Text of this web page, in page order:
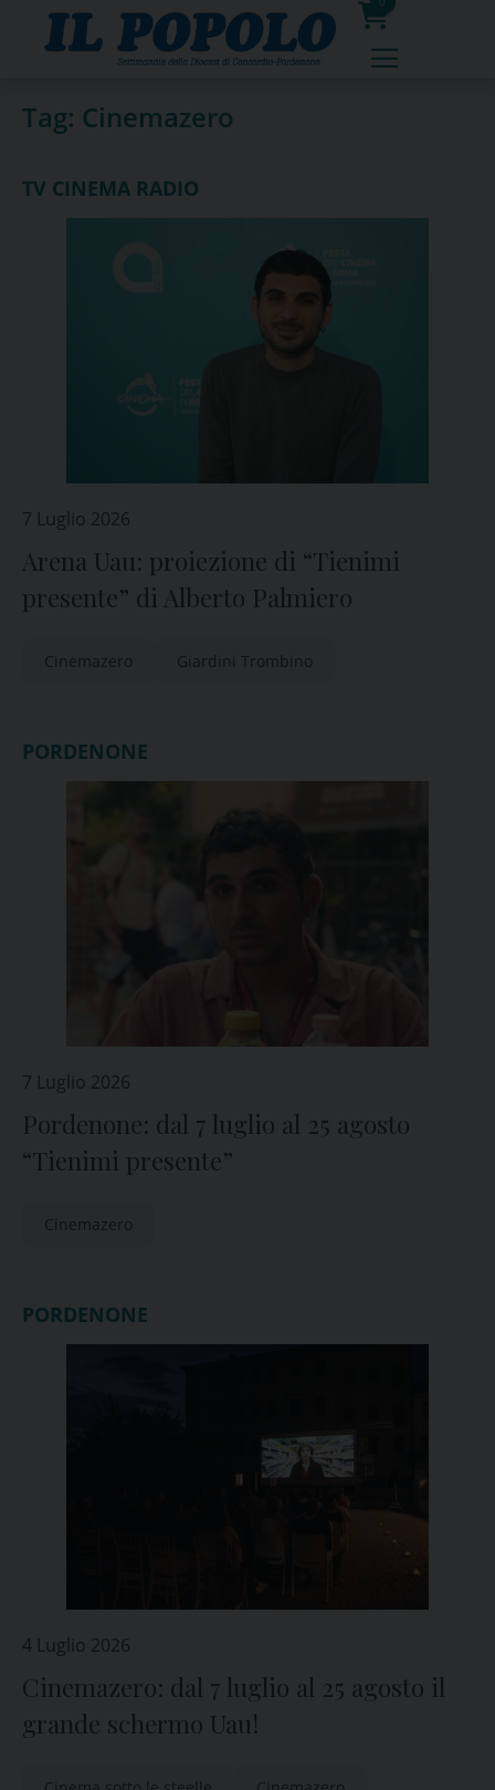
0
prodotti
Tag: Cinemazero
TV CINEMA RADIO
7 Luglio 2026
Arena Uau: proiezione di “Tienimi
presente” di Alberto Palmiero
Cinemazero Giardini Trombino
PORDENONE
7 Luglio 2026
Pordenone: dal 7 luglio al 25 agosto
“Tienimi presente”
Cinemazero
PORDENONE
4 Luglio 2026
Cinemazero: dal 7 luglio al 25 agosto il
grande schermo Uau!